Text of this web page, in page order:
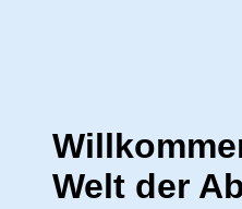
Welt der